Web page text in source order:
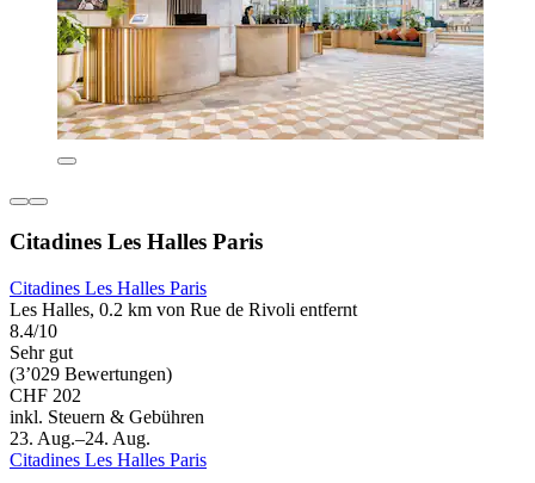
Citadines Les Halles Paris
Citadines Les Halles Paris
Les Halles, 0.2 km von Rue de Rivoli entfernt
8.4/10
Sehr gut
(3’029 Bewertungen)
CHF 202
inkl. Steuern & Gebühren
23. Aug.–24. Aug.
Citadines Les Halles Paris